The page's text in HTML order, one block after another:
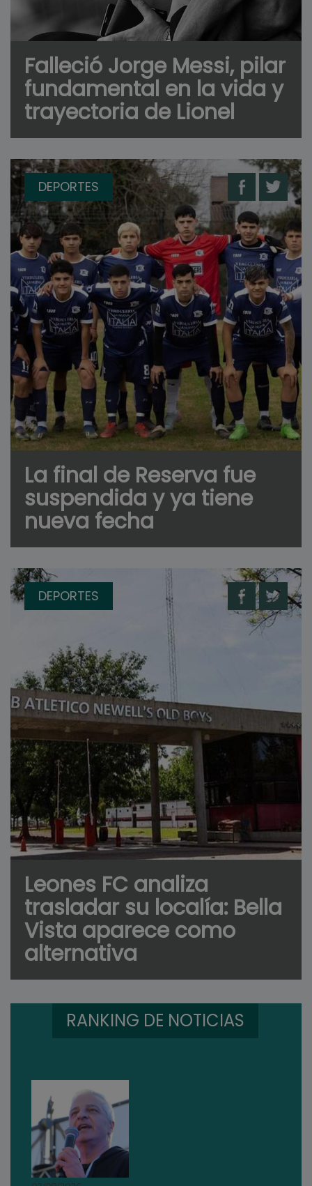
Falleció Jorge Messi, pilar
fundamental en la vida y
trayectoria de Lionel
DEPORTES
La final de Reserva fue
suspendida y ya tiene
nueva fecha
DEPORTES
Leones FC analiza
trasladar su localía: Bella
Vista aparece como
alternativa
RANKING DE NOTICIAS